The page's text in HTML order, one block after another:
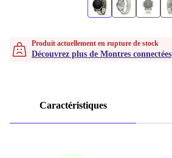
Produit actuellement en rupture de stock
Découvrez plus de Montres connectées
Caractéristiques